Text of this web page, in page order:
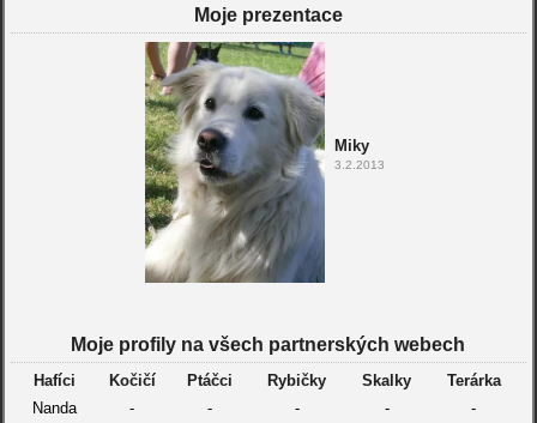
Moje prezentace
Miky
3.2.2013
Moje profily na všech partnerských webech
Hafíci Kočičí Ptáčci Rybičky Skalky
Terárka
Nanda
- - - - -